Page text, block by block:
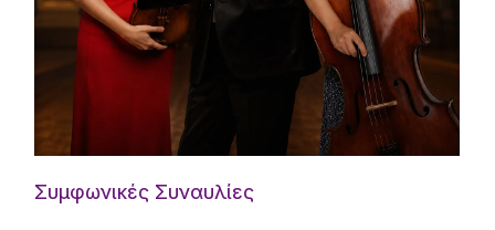
Συμφωνικές Συναυλίες